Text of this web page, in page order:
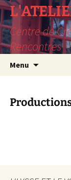
Centre de
Rencontres
Menu